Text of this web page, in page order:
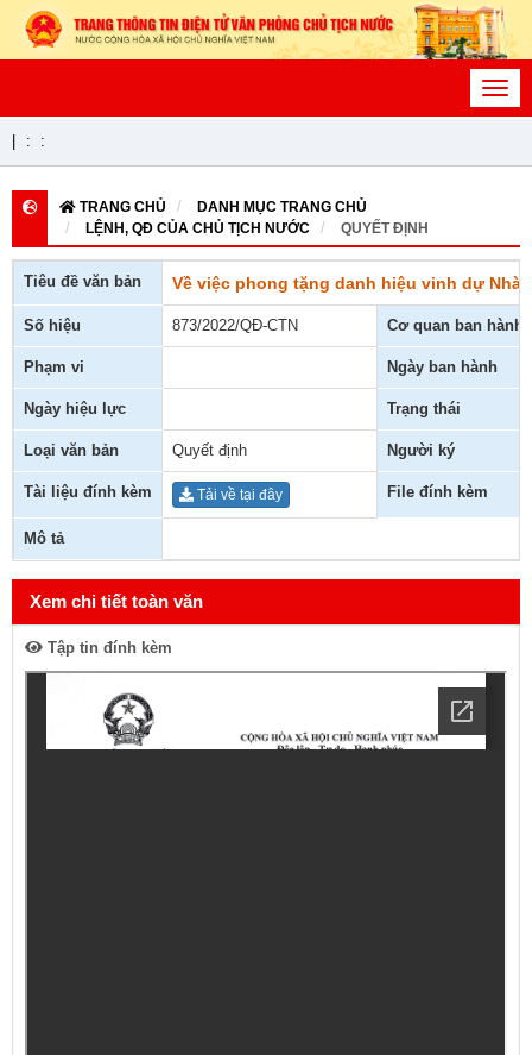
: :
TRANG CHỦ
DANH MỤC TRANG CHỦ
LỆNH, QĐ CỦA CHỦ TỊCH NƯỚC
QUYẾT ĐỊNH
Tiêu đề văn bản Về việc phong tặng danh hiệu vinh dự Nhà
Số hiệu 873/2022/QĐ-CTN Cơ quan ban hành
Phạm vi Ngày ban hành
Ngày hiệu lực Trạng thái
Loại văn bản Quyết định Người ký
Tài liệu đính kèm Tải về tại đây File đính kèm
Mô tả
Xem chi tiết toàn văn
Tập tin đính kèm